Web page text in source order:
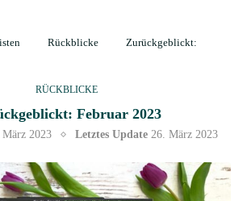
Rückblicke
Zurückgeblickt:
RÜCKBLICKE
Februar 2023
März 2023 Letztes Update 26. März 2023